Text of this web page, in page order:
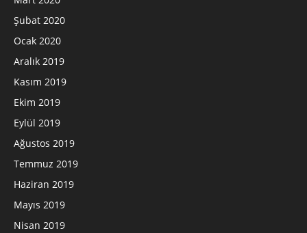
Şubat 2020
Ocak 2020
Aralık 2019
Kasım 2019
Ekim 2019
Eylül 2019
Ağustos 2019
Temmuz 2019
Haziran 2019
Mayıs 2019
Nisan 2019